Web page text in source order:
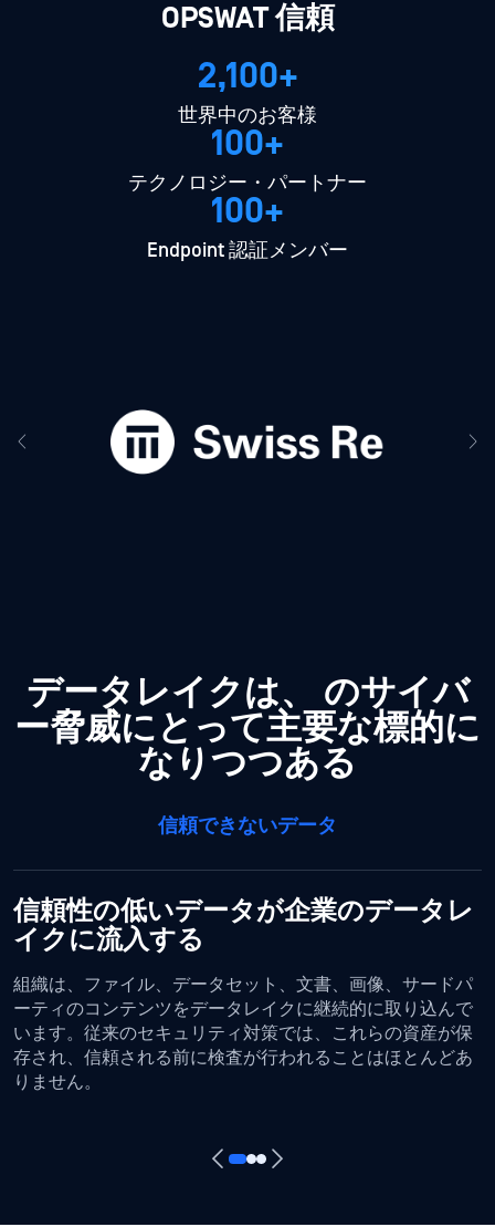
OPSWAT 信頼
2,100+
世界中のお客様
100+
テクノロジー・パートナー
100+
Endpoint 認証メンバー
データレイクは、
のサイバ
ー脅威にとって主要な標的に
なりつつある
信頼できないデータ
信頼性の低いデータが企業のデータレ
イクに流入する
組織は、ファイル、データセット、文書、画像、サードパ
ーティのコンテンツをデータレイクに継続的に取り込んで
います。従来のセキュリティ対策では、これらの資産が保
存され、信頼される前に検査が行われることはほとんどあ
りません。